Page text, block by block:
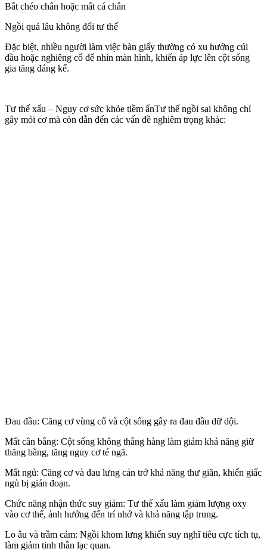
Bắt chéo chân hoặc mắt cá chân
Ngồi quá lâu không đổi tư thế
Đặc biệt, nhiều người làm việc bàn giấy thường có xu hướng cúi
đầu hoặc nghiêng cổ để nhìn màn hình, khiến áp lực lên cột sống
gia tăng đáng kể.
Tư thế xấu – Nguy cơ sức khỏe tiềm ẩnTư thế ngồi sai không chỉ
gây mỏi cơ mà còn dẫn đến các vấn đề nghiêm trọng khác:
Đau đầu: Căng cơ vùng cổ và cột sống gây ra đau đầu dữ dội.
Mất cân bằng: Cột sống không thẳng hàng làm giảm khả năng giữ
thăng bằng, tăng nguy cơ té ngã.
Mất ngủ: Căng cơ và đau lưng cản trở khả năng thư giãn, khiến giấc
ngủ bị gián đoạn.
Chức năng nhận thức suy giảm: Tư thế xấu làm giảm lượng oxy
vào c‌ơ th‌ể, ảnh hưởng đến trí nhớ và khả năng tập trung.
Lo âu và trầm cảm: Ngồi khom lưng khiến suy nghĩ tiêu cực tích tụ,
làm giảm tinh thần lạc quan.